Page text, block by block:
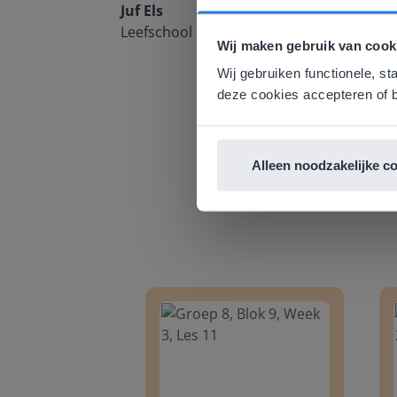
Wij maken gebruik van
Wij gebruiken functionele,
deze cookies accepteren of
Alleen noodzakelijke
Juf Els
Leefschool Het Droomschip
Deze
Gezien